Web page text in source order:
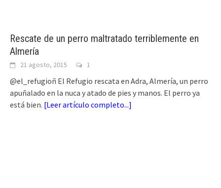
Rescate de un perro maltratado terriblemente en
Almería
21 agosto, 2015 1
@el_refugioñ El Refugio rescata en Adra, Almería, un perro
apuñalado en la nuca y atado de pies y manos. El perro ya
está bien. [Leer artículo completo...]